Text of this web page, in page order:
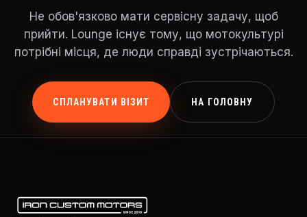
Не обов'язково мати сервісну задачу, щоб
прийти. Lounge існує тому, що мотокультурі
потрібні місця, де люди справді зустрічаються.
СПЛАНУВАТИ ВІЗИТ НА ГОЛОВНУ